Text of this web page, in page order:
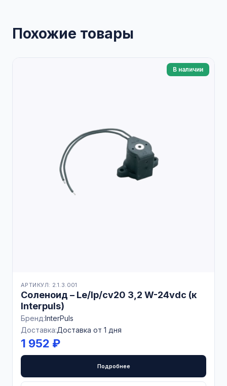
Похожие товары
В наличии
АРТИКУЛ: 2.1.3.001
Соленоид – Le/lp/cv20 3,2 W-24vdc (к
Interpuls)
Бренд:InterPuls
Доставка:Доставка от 1 дня
1 952 ₽
Подробнее